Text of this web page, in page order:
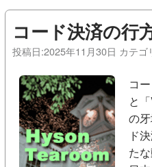
コード決済の行
投稿日:2025年11月30日 カテゴ
コ
と
の
ド
た